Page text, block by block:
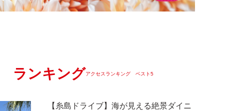
ランキングアクセスランキング ベスト5
【糸島ドライブ】海が見える絶景ダイニ